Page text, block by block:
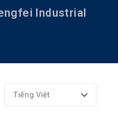
Industrial